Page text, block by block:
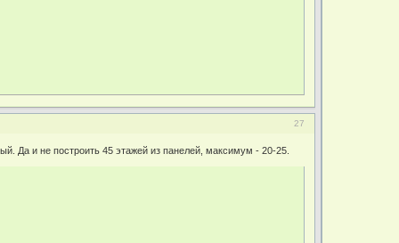
27
Да и не построить 45 этажей из панелей, максимум - 20-25.